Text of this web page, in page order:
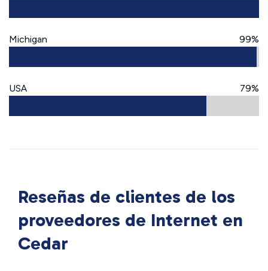
Michigan 99%
USA 79%
Reseñas de clientes de los
proveedores de Internet en
Cedar